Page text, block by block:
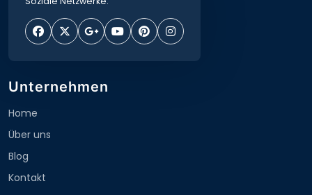
Unternehmen
Home
Über uns
Blog
Kontakt